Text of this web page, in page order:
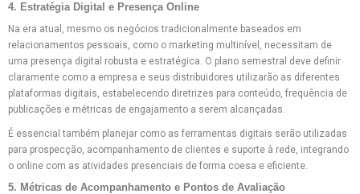
4. Estratégia Digital e Presença Online
Na era atual, mesmo os negócios tradicionalmente baseados em
relacionamentos pessoais, como o marketing multinível, necessitam de
uma presença digital robusta e estratégica. O plano semestral deve definir
claramente como a empresa e seus distribuidores utilizarão as diferentes
plataformas digitais, estabelecendo diretrizes para conteúdo, frequência de
publicações e métricas de engajamento a serem alcançadas.
É essencial também planejar como as ferramentas digitais serão utilizadas
para prospecção, acompanhamento de clientes e suporte à rede, integrando
o online com as atividades presenciais de forma coesa e eficiente.
5. Métricas de Acompanhamento e Pontos de Avaliação